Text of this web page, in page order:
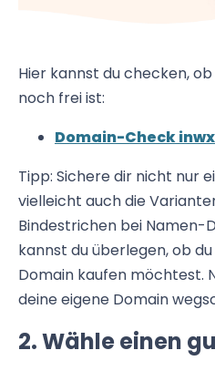
Hier kannst du checken,
noch frei ist:
Domain-Check inwx
Tipp: Sichere dir nicht nur
vielleicht auch die
Bindestrichen bei Namen-
kannst du überlegen, ob
Domain kaufen möchtest.
deine eigene Domain
2. Wähle einen